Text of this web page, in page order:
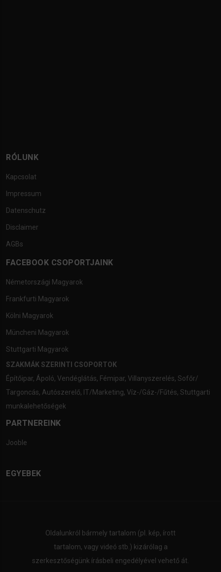
RÓLUNK
Kapcsolat
Impressum
Datenschutz
Disclaimer
AGBs
FACEBOOK CSOPORTJAINK
Németországi Magyarok
Frankfurti Magyarok
Kölni Magyarok
Müncheni Magyarok
Stuttgarti Magyarok
SZAKMÁK SZERINTI CSOPORTOK
Építőipar, Ápoló, Vendéglátás, Fémipar, Villanyszerelés, Sofőr/
Targoncás, Autószerelő, IT/Marketing, Víz-/Gáz-/Fűtés, Stuttgarti
munkalehetőségek
PARTNEREINK
Jooble
EGYEBEK
Oldalunkról bármely tartalom (pl. kép, írott
tartalom, vagy videó stb.) kizárólag a
szerkesztőségünk írásbeli engedélyével vehető át.